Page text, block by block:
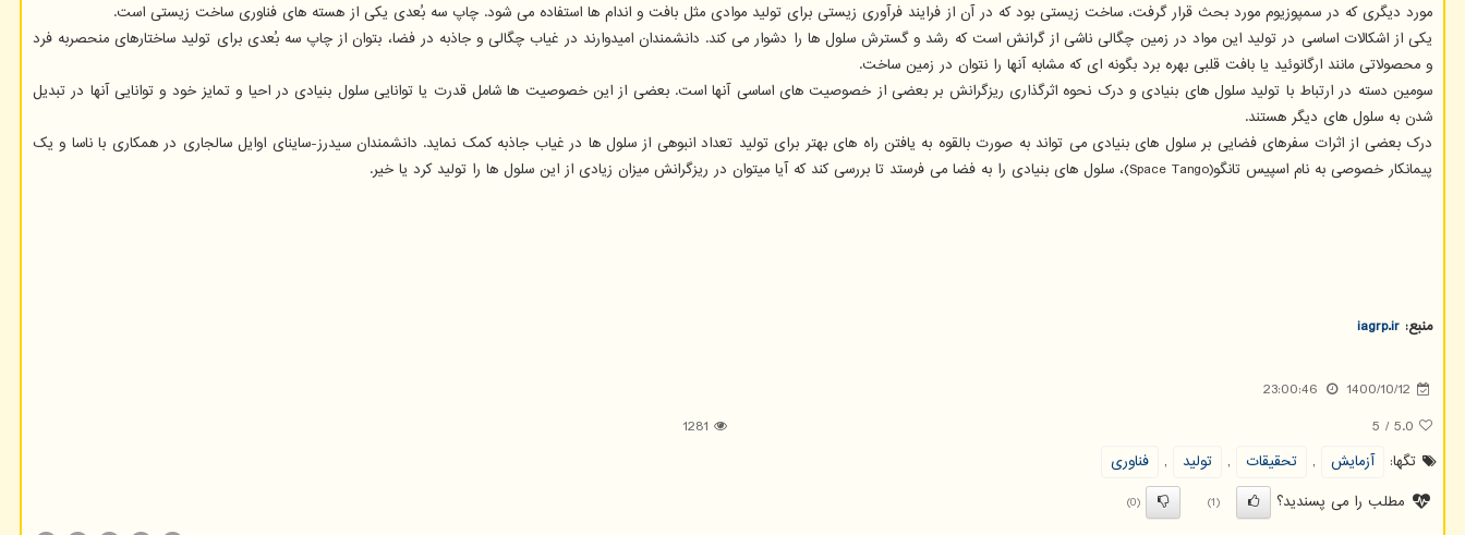
مورد دیگری که در سمپوزیوم مورد بحث قرار گرفت، ساخت زیستی بود که در آن از فرایند فرآوری زیستی برای تولید موادی مثل بافت و اندام ها استفاده می شود. چاپ سه بُعدی یکی از هسته های فناوری ساخت زیستی است.
یکی از اشکالات اساسی در تولید این مواد در زمین چگالی ناشی از گرانش است که رشد و گسترش سلول ها را دشوار می کند. دانشمندان امیدوارند در غیاب چگالی و جاذبه در فضا، بتوان از چاپ سه بُعدی برای تولید ساختارهای منحصربه فرد
و محصولاتی مانند ارگانوئید یا بافت قلبی بهره برد بگونه ای که مشابه آنها را نتوان در زمین ساخت.
سومین دسته در ارتباط با تولید سلول های بنیادی و درک نحوه اثرگذاری ریزگرانش بر بعضی از خصوصیت های اساسی آنها است. بعضی از این خصوصیت ها شامل قدرت یا توانایی سلول بنیادی در احیا و تمایز خود و توانایی آنها در تبدیل
شدن به سلول های دیگر هستند.
درک بعضی از اثرات سفرهای فضایی بر سلول های بنیادی می تواند به صورت بالقوه به یافتن راه های بهتر برای تولید تعداد انبوهی از سلول ها در غیاب جاذبه کمک نماید. دانشمندان سیدرز-ساینای اوایل سالجاری در همکاری با ناسا و یک
پیمانکار خصوصی به نام اسپیس تانگو(Space Tango)، سلول های بنیادی را به فضا می فرستد تا بررسی کند که آیا میتوان در ریزگرانش میزان زیادی از این سلول ها را تولید کرد یا خیر.
منبع: iagrp.ir
1400/10/12
23:00:46
5.0
/
5
1281
تگها:
آزمایش , تحقیقات , تولید ,
فناوری
مطلب را می پسندید؟
(1)
(0)